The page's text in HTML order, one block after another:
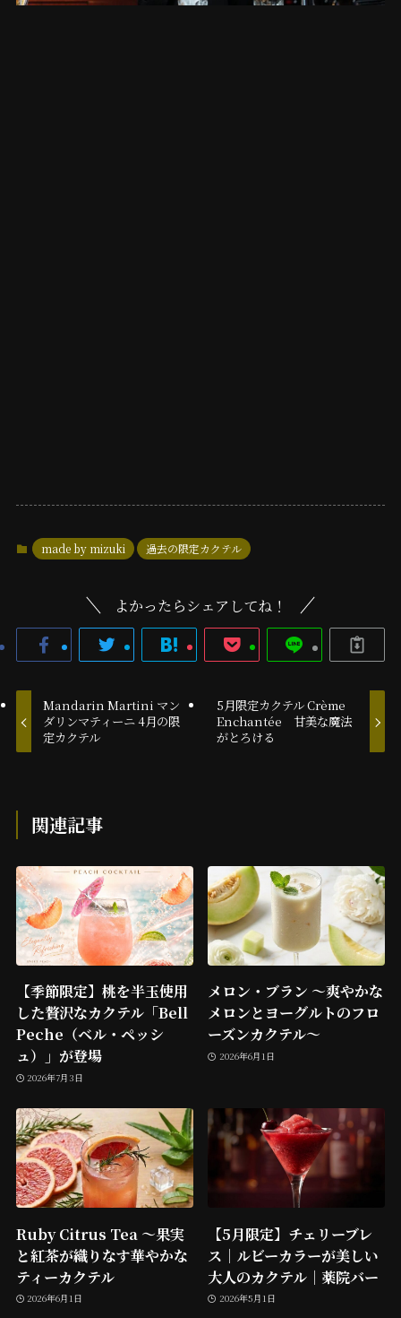
made by mizuki 過去の限定カクテル
よかったらシェアしてね！
Mandarin Martini マン
ダリンマティーニ 4月の限
定カクテル
5月限定カクテル Crème
Enchantée 甘美な魔法
がとろける
関連記事
【季節限定】桃を半玉使用
した贅沢なカクテル「Bell
Peche（ベル・ペッシ
ュ）」が登場
2026年7月3日
メロン・ブラン ～爽やかな
メロンとヨーグルトのフロ
ーズンカクテル～
2026年6月1日
Ruby Citrus Tea ～果実
と紅茶が織りなす華やかな
ティーカクテル
2026年6月1日
【5月限定】チェリーブレ
ス｜ルビーカラーが美しい
大人のカクテル｜薬院バー
2026年5月1日